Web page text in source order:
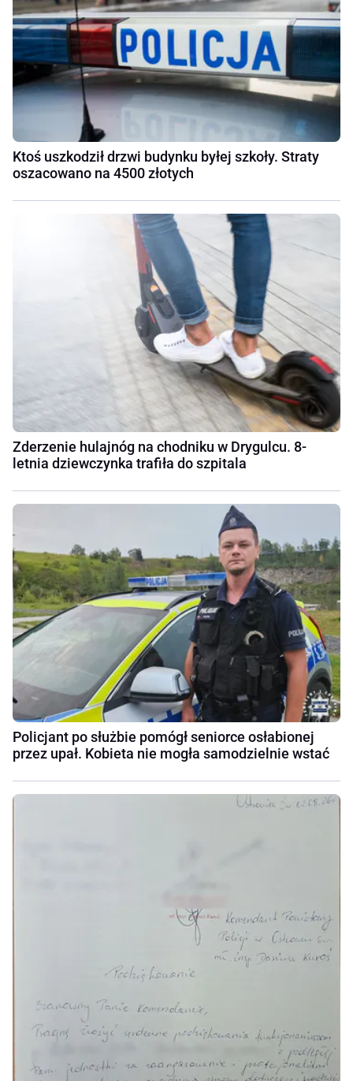
Ktoś uszkodził drzwi budynku byłej szkoły. Straty
oszacowano na 4500 złotych
Zderzenie hulajnóg na chodniku w Drygulcu. 8-
letnia dziewczynka trafiła do szpitala
Policjant po służbie pomógł seniorce osłabionej
przez upał. Kobieta nie mogła samodzielnie wstać